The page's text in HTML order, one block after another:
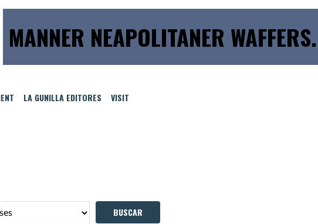
MANNER NEAPOLITANER
LA GUNILLA EDITORES VISIT